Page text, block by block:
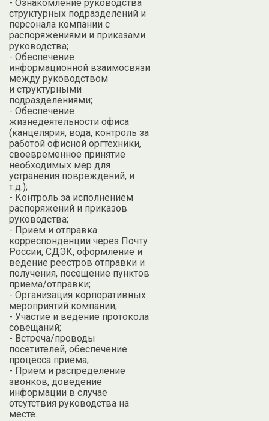
- Ознакомление руководства
структурных подразделений и
персонала компании с
распоряжениями и приказами
руководства;
- Обеспечение
информационной взаимосвязи
между руководством
и структурными
подразделениями;
- Обеспечение
жизнедеятельности офиса
(канцелярия, вода, контроль за
работой офисной оргтехники,
своевременное принятие
необходимых мер для
устранения повреждений, и
т.д.);
- Контроль за исполнением
распоряжений и приказов
руководства;
- Прием и отправка
корреспонденции через Почту
России, СДЭК, оформление и
ведение реестров отправки и
получения, посещение пунктов
приема/отправки;
- Организация корпоративных
мероприятий компании;
- Участие и ведение протокола
совещаний;
- Встреча/проводы
посетителей, обеспечение
процесса приема;
- Прием и распределение
звонков, доведение
информации в случае
отсутствия руководства на
месте.